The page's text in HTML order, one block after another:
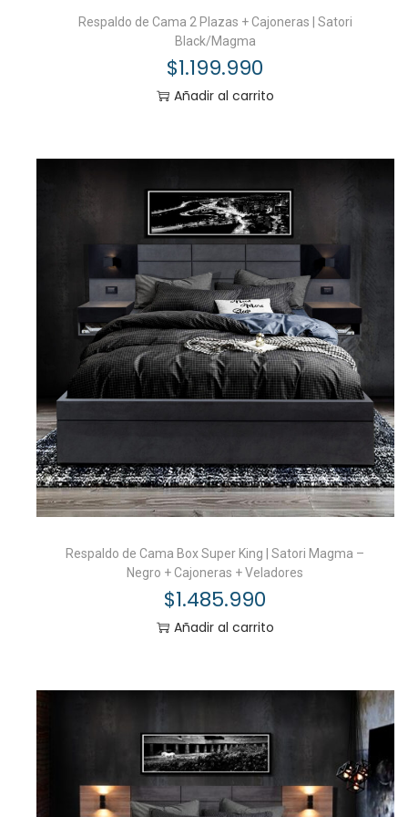
Respaldo de Cama 2 Plazas + Cajoneras | Satori
Black/Magma
$1.199.990
Añadir al carrito
Respaldo de Cama Box Super King | Satori Magma –
Negro + Cajoneras + Veladores
$1.485.990
Añadir al carrito